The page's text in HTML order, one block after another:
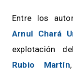
Entre los
Arnul Chará
explotación
Rubio Martín